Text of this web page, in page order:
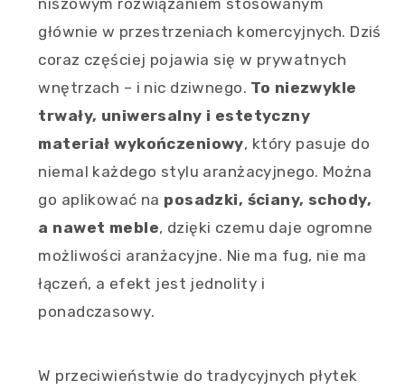
głównie w przestrzeniach komercyjnych. Dziś
coraz częściej pojawia się w prywatnych
wnętrzach – i nic dziwnego. To niezwykle
trwały, uniwersalny i estetyczny
materiał wykończeniowy, który pasuje do
niemal każdego stylu aranżacyjnego. Można
go aplikować na posadzki, ściany, schody,
a nawet meble, dzięki czemu daje ogromne
możliwości aranżacyjne. Nie ma fug, nie ma
łączeń, a efekt jest jednolity i
ponadczasowy.
W przeciwieństwie do tradycyjnych płytek